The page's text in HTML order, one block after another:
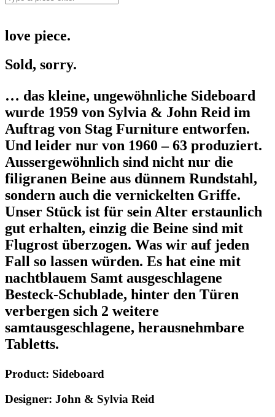
love piece.
Sold, sorry.
… das kleine, ungewöhnliche Sideboard
wurde 1959 von Sylvia & John Reid im
Auftrag von Stag Furniture entworfen.
Und leider nur von 1960 – 63 produziert.
Aussergewöhnlich sind nicht nur die
filigranen Beine aus dünnem Rundstahl,
sondern auch die vernickelten Griffe.
Unser Stück ist für sein Alter erstaunlich
gut erhalten, einzig die Beine sind mit
Flugrost überzogen. Was wir auf jeden
Fall so lassen würden. Es hat eine mit
nachtblauem Samt ausgeschlagene
Besteck-Schublade, hinter den Türen
verbergen sich 2 weitere
samtausgeschlagene, herausnehmbare
Tabletts.
Product: Sideboard
Designer: John & Sylvia Reid